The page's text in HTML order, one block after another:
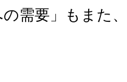
需要」もまた